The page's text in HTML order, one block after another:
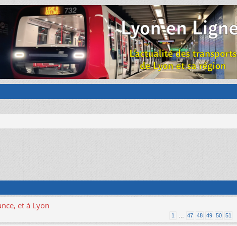
et à Lyon
1 … 47 48 49 50 51